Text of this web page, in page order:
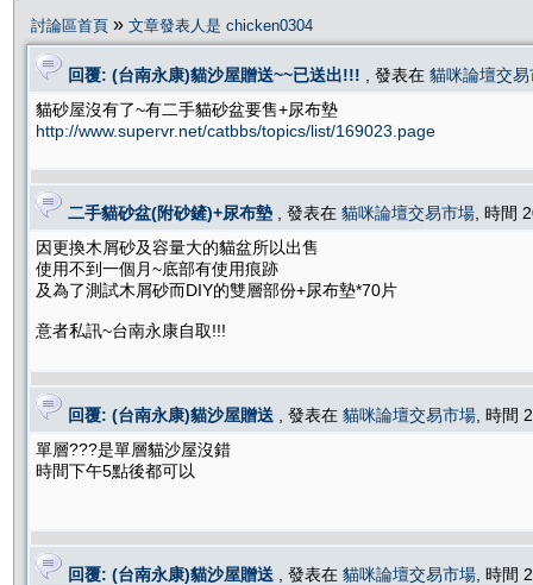
討論區首頁 » 文章發表人是 chicken0304
回覆: (台南永康)貓沙屋贈送~~已送出!!! , 發表在 貓咪論壇交易
貓砂屋沒有了~有二手貓砂盆要售+尿布墊
http://www.supervr.net/catbbs/topics/list/169023.page
二手貓砂盆(附砂鏟)+尿布墊 , 發表在 貓咪論壇交易市場 , 時間
因更換木屑砂及容量大的貓盆所以出售
使用不到一個月~底部有使用痕跡
及為了測試木屑砂而DIY的雙層部份+尿布墊*70片
意者私訊~台南永康自取!!!
回覆: (台南永康)貓沙屋贈送 , 發表在 貓咪論壇交易市場 , 時間
單層???是單層貓沙屋沒錯
時間下午5點後都可以
回覆: (台南永康)貓沙屋贈送 , 發表在 貓咪論壇交易市場 , 時間